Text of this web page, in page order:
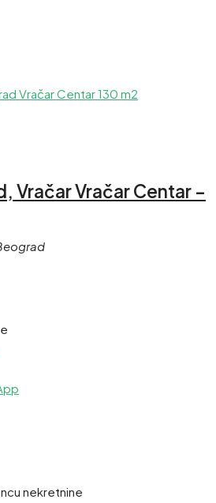
Vračar Vračar Centar –
nekretnine